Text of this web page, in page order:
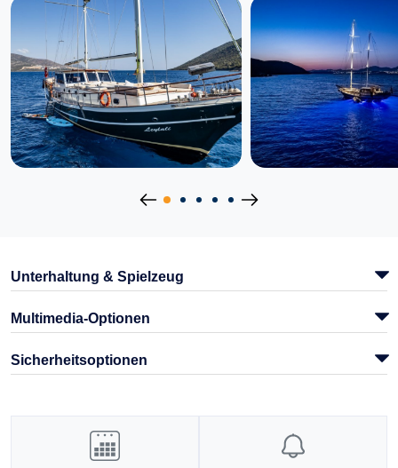
Unterhaltung & Spielzeug
Multimedia-Optionen
Sicherheitsoptionen